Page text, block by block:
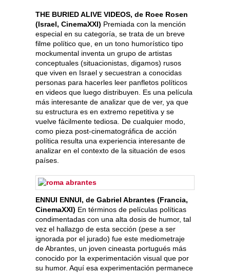
THE BURIED ALIVE VIDEOS, de Roee Rosen
(Israel, CinemaXXI) Premiada con la mención
especial en su categoría, se trata de un breve
filme político que, en un tono humorístico tipo
mockumental inventa un grupo de artistas
conceptuales (situacionistas, digamos) rusos
que viven en Israel y secuestran a conocidas
personas para hacerles leer panfletos políticos
en videos que luego distribuyen. Es una película
más interesante de analizar que de ver, ya que
su estructura es en extremo repetitiva y se
vuelve fácilmente tediosa. De cualquier modo,
como pieza post-cinematográfica de acción
política resulta una experiencia interesante de
analizar en el contexto de la situación de esos
países.
ENNUI ENNUI, de Gabriel Abrantes (Francia,
CinemaXXI) En términos de películas políticas
condimentadas con una alta dosis de humor, tal
vez el hallazgo de esta sección (pese a ser
ignorada por el jurado) fue este mediometraje
de Abrantes, un joven cineasta portugués más
conocido por la experimentación visual que por
su humor. Aquí esa experimentación permanece